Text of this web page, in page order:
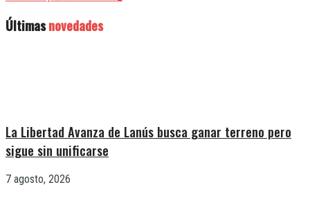
Últimasnovedades
La Libertad Avanza de Lanús busca ganar terreno pero
sigue sin unificarse
7 agosto, 2026